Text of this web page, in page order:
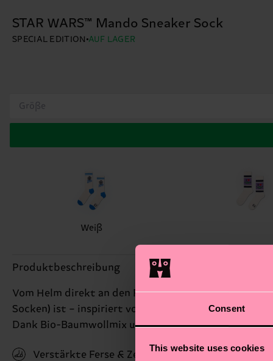
Consent
This website uses cookies
STAR WARS™ Mando Sneaker Sock
SPECIAL EDITION AUF LAGER
Größe
Weiß
Produktbeschreibung
Vom Helm direkt an den Fuß: Diese Sneakersocke
Socken) ist – inspiriert vom unerschütterlichen
Dank Bio-Baumwollmix und extra verstärkter
Verstärkte Ferse & Zehen